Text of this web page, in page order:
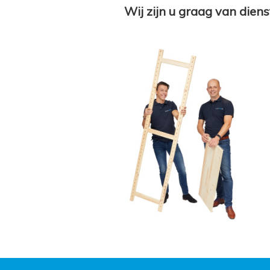
Wij zijn u graag van